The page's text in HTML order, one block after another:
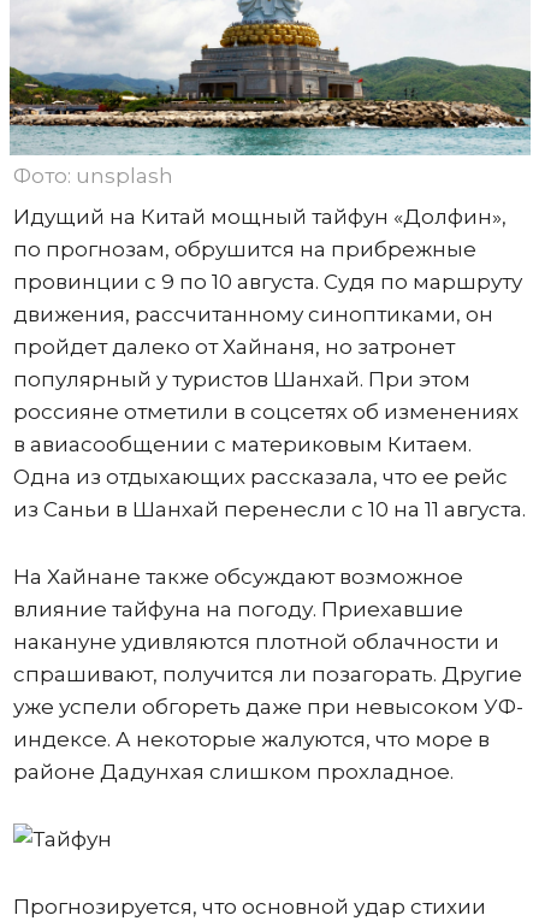
Фото: unsplash
Идущий на Китай мощный тайфун «Долфин»,
по прогнозам, обрушится на прибрежные
провинции с 9 по 10 августа. Судя по маршруту
движения, рассчитанному синоптиками, он
пройдет далеко от Хайнаня, но затронет
популярный у туристов Шанхай. При этом
россияне отметили в соцсетях об изменениях
в авиасообщении с материковым Китаем.
Одна из отдыхающих рассказала, что ее рейс
из Саньи в Шанхай перенесли с 10 на 11 августа.
На Хайнане также обсуждают возможное
влияние тайфуна на погоду. Приехавшие
накануне удивляются плотной облачности и
спрашивают, получится ли позагорать. Другие
уже успели обгореть даже при невысоком УФ-
индексе. А некоторые жалуются, что море в
районе Дадунхая слишком прохладное.
Прогнозируется, что основной удар стихии